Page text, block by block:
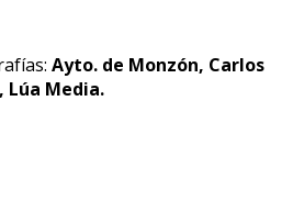
Ayto. de Monzón, Carlos
Lúa Media.